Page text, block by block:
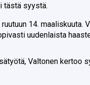
tästä syystä.
14. maaliskuuta.
uudenlaista
Valtonen kertoo